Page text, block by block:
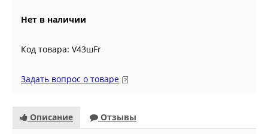
Нет в наличии
Код товара: V43шFr
Задать вопрос о товаре
Описание Отзывы